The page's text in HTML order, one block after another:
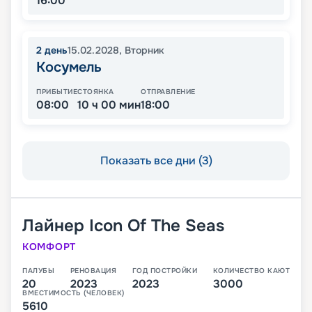
2 день15.02.2028, Вторник
Косумель
ПРИБЫТИЕ
08:00
СТОЯНКА
10 ч 00 мин
ОТПРАВЛЕНИЕ
18:00
Показать все дни (3)
Лайнер Icon Of The Seas
КОМФОРТ
ПАЛУБЫ
20
РЕНОВАЦИЯ
2023
ГОД ПОСТРОЙКИ
2023
КОЛИЧЕСТВО КАЮТ
3000
ВМЕСТИМОСТЬ (ЧЕЛОВЕК)
5610